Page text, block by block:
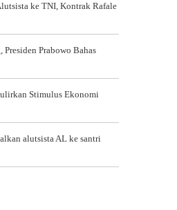
ke TNI, Kontrak Rafale
Presiden Prabowo Bahas
Stimulus Ekonomi
alutsista AL ke santri